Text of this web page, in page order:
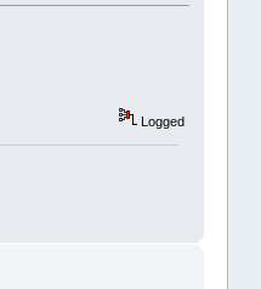
Logged